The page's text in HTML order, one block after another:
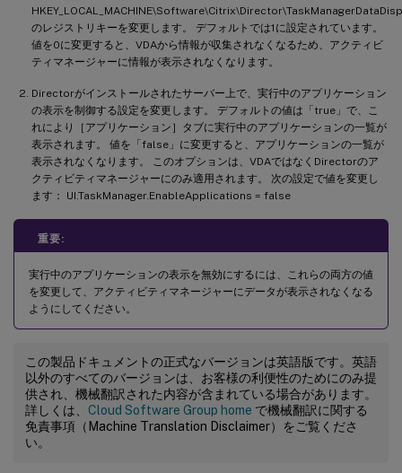
のレジストリキーを変更します。 デフォルトでは1に設定されています。
値を0に変更すると、VDAから情報が収集されなくなるため、アクティビ
ティマネージャーに情報が表示されなくなります。
Directorがインストールされたサーバー上で、実行中のアプリケーション
の表示を制御する設定を変更します。 デフォルトの値は「true」で、こ
れにより［アプリケーション］タブに実行中のアプリケーションの一覧が
表示されます。 値を「false」に変更すると、アプリケーションの一覧が
表示されなくなります。 このオプションは、VDAではなくDirectorのア
クティビティマネージャーにのみ適用されます。 次の設定で値を変更し
ます： UI.TaskManager.EnableApplications = false
重要:
実行中のアプリケーションの表示を無効にするには、これらの両方の値
を変更して、アクティビティマネージャーにデータが表示されなくなる
ようにしてください。
この製品ドキュメントの正式なバージョンは英語版です。英語
以外のすべてのバージョンは、お客様の利便性のためにのみ提
供され、機械翻訳された内容が含まれている場合があります。
詳しくは、 Cloud Software Group home で機械翻訳に関する
免責事項（Machine Translation Disclaimer）をご覧くださ
い。